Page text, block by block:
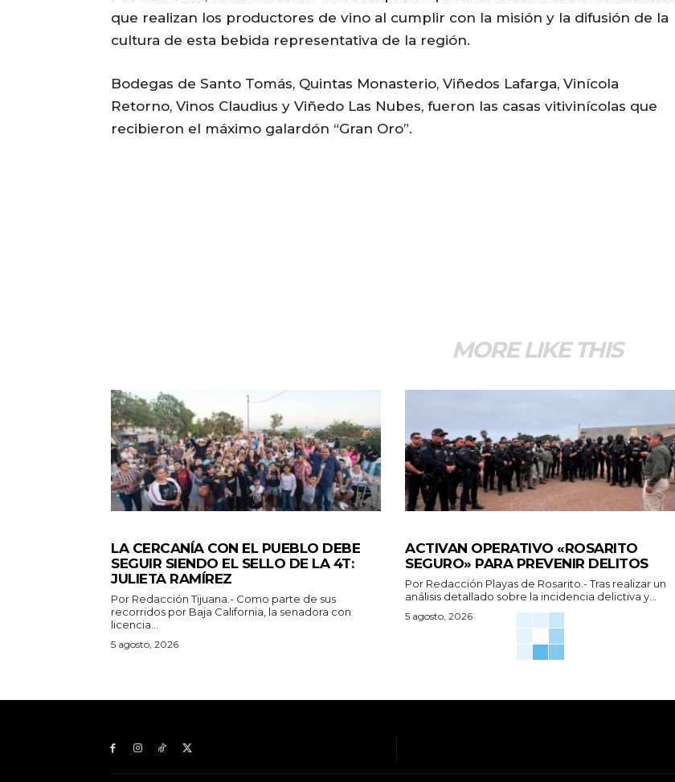
que realizan los productores de vino al cumplir con la misión y la difusión de la
cultura de esta bebida representativa de la región.
Bodegas de Santo Tomás, Quintas Monasterio, Viñedos Lafarga, Vinícola
Retorno, Vinos Claudius y Viñedo Las Nubes, fueron las casas vitivinícolas que
recibieron el máximo galardón “Gran Oro”.
MORE LIKE THIS
LA CERCANÍA CON EL PUEBLO DEBE
SEGUIR SIENDO EL SELLO DE LA 4T:
JULIETA RAMÍREZ
Por Redacción Tijuana.- Como parte de sus
recorridos por Baja California, la senadora con
licencia...
5 agosto, 2026
ACTIVAN OPERATIVO «ROSARITO
SEGURO» PARA PREVENIR DELITOS
Por Redacción Playas de Rosarito.- Tras realizar un
análisis detallado sobre la incidencia delictiva y...
5 agosto, 2026